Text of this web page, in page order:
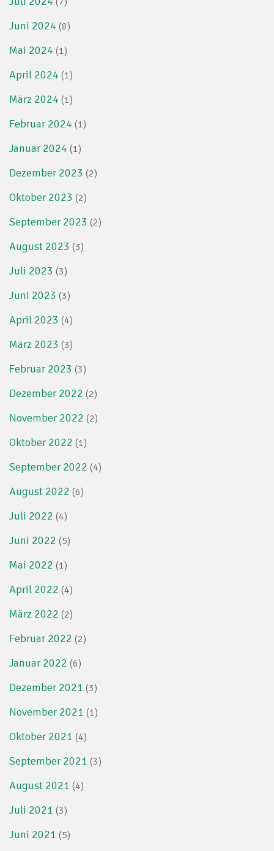
Juni 2024 (8)
Mai 2024 (1)
April 2024 (1)
März 2024 (1)
Februar 2024 (1)
Januar 2024 (1)
Dezember 2023 (2)
Oktober 2023 (2)
September 2023 (2)
August 2023 (3)
Juli 2023 (3)
Juni 2023 (3)
April 2023 (4)
März 2023 (3)
Februar 2023 (3)
Dezember 2022 (2)
November 2022 (2)
Oktober 2022 (1)
September 2022 (4)
August 2022 (6)
Juli 2022 (4)
Juni 2022 (5)
Mai 2022 (1)
April 2022 (4)
März 2022 (2)
Februar 2022 (2)
Januar 2022 (6)
Dezember 2021 (3)
November 2021 (1)
Oktober 2021 (4)
September 2021 (3)
August 2021 (4)
Juli 2021 (3)
Juni 2021 (5)